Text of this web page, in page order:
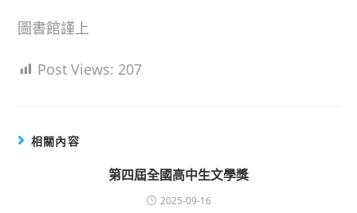
圖書館謹上
Post Views: 207
相關內容
第四屆全國高中生文學獎
2025-09-16